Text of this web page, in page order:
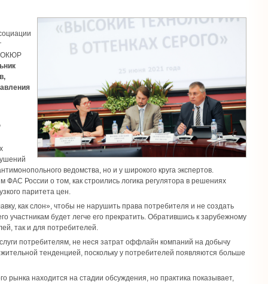
ОКЮР
ведомства, но и у широкого круга экспертов.
России о том, как строились логика регулятора в решениях
паритета цен.
как слон», чтобы не нарушить права потребителя и не создать
участникам будет легче его прекратить. Обратившись к зарубежному
так и для потребителей.
потребителям, не неся затрат оффлайн компаний на добычу
тенденцией, поскольку у потребителей появляются больше
рынка находится на стадии обсуждения, но практика показывает,